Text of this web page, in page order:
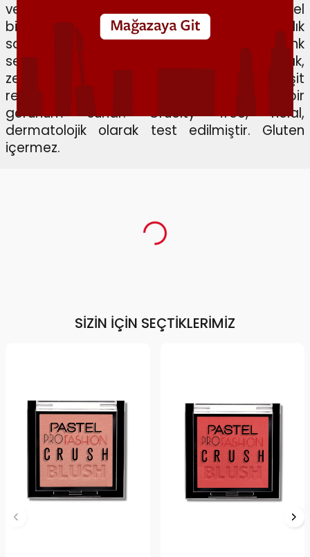
ve doğal bir etki yaratır.İçeriğindeki özel
bileşenler sayesinde uzun süre kalıcılık
sağlar.
Her cilt tonu ile uyumlu renk
seçeneklerine sahip Pastel Crush Allık,
zenginleştirilmiş pigment içeriği sayesinde eşit
renk dağılımı sağlayarak pürüzsüz bir
görünüm sunar.Cruelty free, helal,
dermatolojik olarak test edilmiştir. Gluten
içermez.
SIZIN İÇIN SEÇTIKLERIMIZ